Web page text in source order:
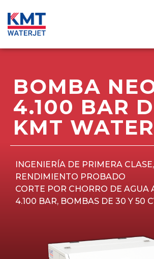
BOMBA
4.100 BAR
KMT
INGENIERÍA DE PRIMERA CLASE,
RENDIMIENTO PROBADO
CORTE POR CHORRO DE AGUA
4.100 BAR, BOMBAS DE 30 Y 50